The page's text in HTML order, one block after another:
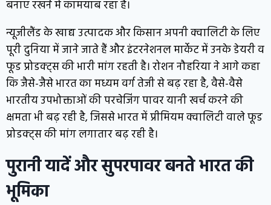
बनाए रखने में कामयाब रहा है।
न्यूजीलैंड के खाद्य उत्पादक और किसान अपनी क्वालिटी के लिए
पूरी दुनिया में जाने जाते हैं और इंटरनेशनल मार्केट में उनके डेयरी व
फूड प्रोडक्ट्स की भारी मांग रहती है। रोशन नौहरिया ने आगे कहा
कि जैसे-जैसे भारत का मध्यम वर्ग तेजी से बढ़ रहा है, वैसे-वैसे
भारतीय उपभोक्ताओं की परचेजिंग पावर यानी खर्च करने की
क्षमता भी बढ़ रही है, जिससे भारत में प्रीमियम क्वालिटी वाले फूड
प्रोडक्ट्स की मांग लगातार बढ़ रही है।
पुरानी यादें और सुपरपावर बनते भारत की
भूमिका